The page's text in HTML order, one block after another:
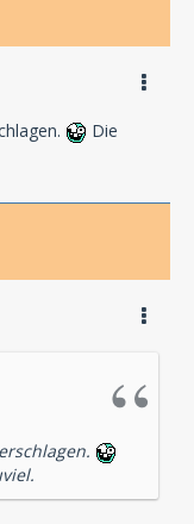
Die